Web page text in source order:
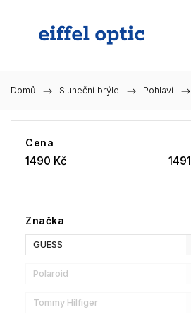
Domů / Sluneční brýle / Pohlaví /
Cena
1490 Kč 1491
Značka
GUESS
Polaroid
Tommy Hilfiger